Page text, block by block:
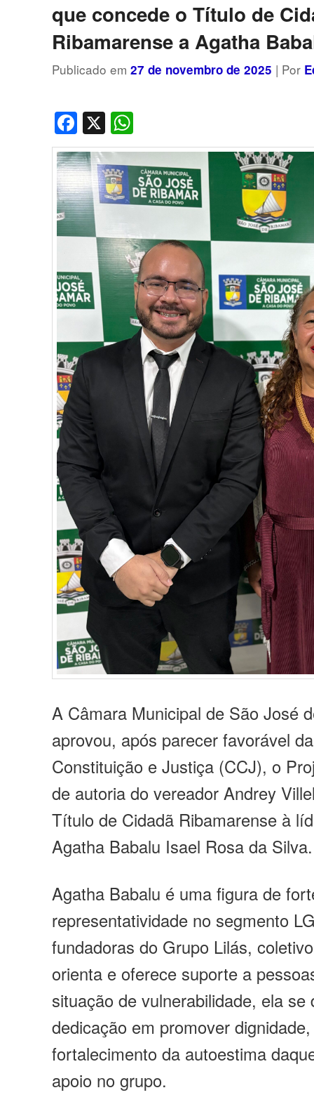
que concede o Título de
Ribamarense a Agatha
Publicado em27 de novembro de 2025 | Por
Facebook
X
A Câmara Municipal de São José
aprovou, após parecer favorável
Constituição e Justiça (CCJ), o
de autoria do vereador Andrey
Título de Cidadã Ribamarense à
Agatha Babalu Isael Rosa da Silva.
Agatha Babalu é uma figura de
representatividade no segmento
fundadoras do Grupo Lilás,
orienta e oferece suporte a
situação de vulnerabilidade, ela se
dedicação em promover
fortalecimento da autoestima
apoio no grupo.